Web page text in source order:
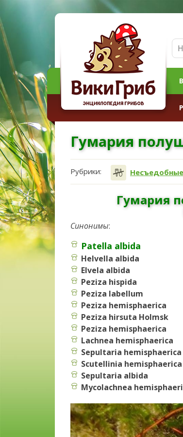
Гумария
Рубрики:
Гумария
Синонимы:
Patella albida
Helvella albida
Elvela albida
Peziza hispida
Peziza labellum
Peziza hemisphaerica
Peziza hirsuta Holmsk
Peziza hemisphaerica
Lachnea hemisphaerica
Sepultaria hemisphaerica
Scutellinia hemisphaerica
Sepultaria albida
Mycolachnea